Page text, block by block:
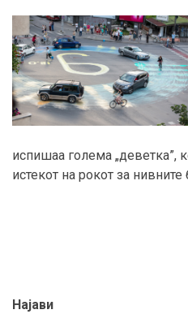
испишаа голема „деветка”,
истекот на рокот за
Најави